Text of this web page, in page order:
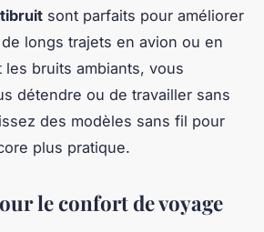
sont parfaits pour améliorer
longs trajets en avion ou en
bruits ambiants, vous
détendre ou de travailler sans
des modèles sans fil pour
plus pratique.
le confort de voyage